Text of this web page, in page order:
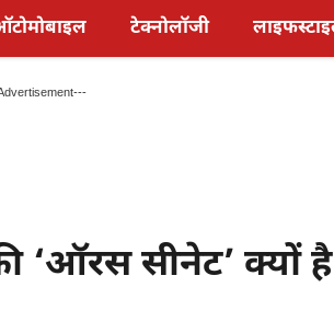
टेक्नोलॉजी
‘ऑरस सीनेट’ क्यों है